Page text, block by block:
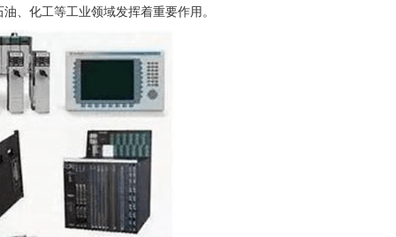
、化工等工业领域发挥着重要作用。